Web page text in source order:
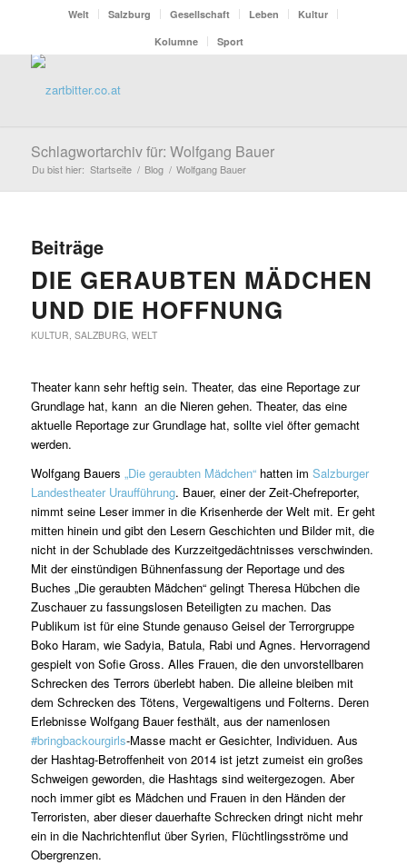
Welt Salzburg Gesellschaft Leben
Kultur
Kolumne
Sport
Schlagwortarchiv für: Wolfgang Bauer
Du bist hier: Startseite / Blog / Wolfgang Bauer
Beiträge
DIE GERAUBTEN MÄDCHEN
UND DIE HOFFNUNG
KULTUR, SALZBURG, WELT
Theater kann sehr heftig sein. Theater, das eine Reportage zur
Grundlage hat, kann an die Nieren gehen. Theater, das eine
aktuelle Reportage zur Grundlage hat, sollte viel öfter gemacht
werden.
Wolfgang Bauers „Die geraubten Mädchen“ hatten im Salzburger
Landestheater Uraufführung. Bauer, einer der Zeit-Chefreporter,
nimmt seine Leser immer in die Krisenherde der Welt mit. Er geht
mitten hinein und gibt den Lesern Geschichten und Bilder mit, die
nicht in der Schublade des Kurzzeitgedächtnisses verschwinden.
Mit der einstündigen Bühnenfassung der Reportage und des
Buches „Die geraubten Mädchen“ gelingt Theresa Hübchen die
Zuschauer zu fassungslosen Beteiligten zu machen. Das
Publikum ist für eine Stunde genauso Geisel der Terrorgruppe
Boko Haram, wie Sadyia, Batula, Rabi und Agnes. Hervorragend
gespielt von Sofie Gross. Alles Frauen, die den unvorstellbaren
Schrecken des Terrors überlebt haben. Die alleine bleiben mit
dem Schrecken des Tötens, Vergewaltigens und Folterns. Deren
Erlebnisse Wolfgang Bauer festhält, aus der namenlosen
#bringbackourgirls-Masse macht er Gesichter, Individuen. Aus
der Hashtag-Betroffenheit von 2014 ist jetzt zumeist ein großes
Schweigen geworden, die Hashtags sind weitergezogen. Aber
noch immer gibt es Mädchen und Frauen in den Händen der
Terroristen, aber dieser dauerhafte Schrecken dringt nicht mehr
ein in die Nachrichtenflut über Syrien, Flüchtlingsströme und
Obergrenzen.